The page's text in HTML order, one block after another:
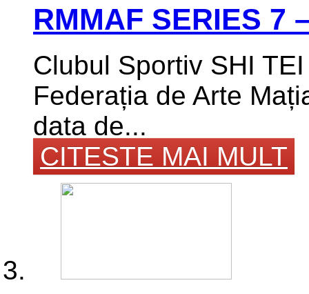
RMMAF SERIES 7
Clubul Sportiv SHI
Federația de Arte
data de...
CITESTE MAI MULT